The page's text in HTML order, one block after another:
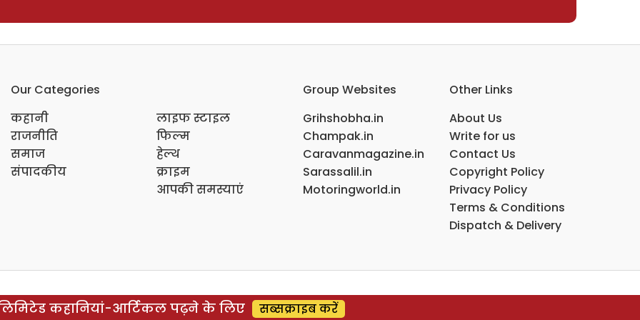
Our Categories
कहानी
राजनीति
समाज
संपादकीय
लाइफ स्टाइल
फिल्म
हेल्थ
क्राइम
आपकी समस्याएं
Group Websites
Grihshobha.in
Champak.in
Caravanmagazine.in
Sarassalil.in
Motoringworld.in
Other Links
About Us
Write for us
Contact Us
Copyright Policy
Privacy Policy
Terms & Conditions
Dispatch & Delivery
कहानियां-आर्टिकल पढ़ने के लिए सब्सक्राइब करें